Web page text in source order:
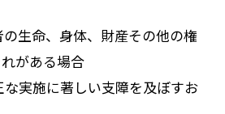
の生命、身体、財産その他の権
がある場合
な実施に著しい支障を及ぼすお